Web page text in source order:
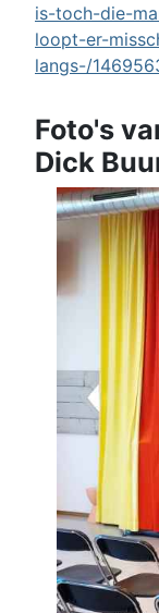
is-toch-die-
loopt-er-
langs-/
Foto's
Dick